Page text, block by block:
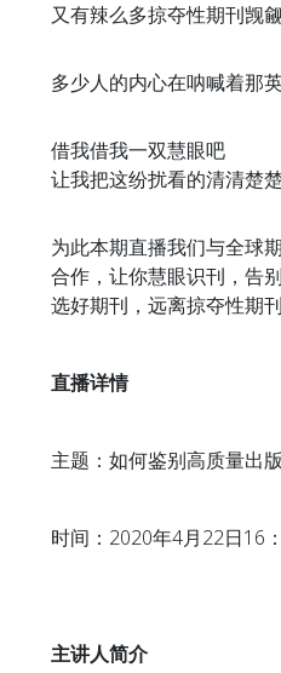
又有辣么多掠夺性期刊觊
多少人的内心在呐喊着那
借我借我一双慧眼吧
让我把这纷扰看的清清楚
为此本期直播我们与全球
合作，让你慧眼识刊，告
选好期刊，远离掠夺性期刊
直播详情
主题：如何鉴别高质量出
时间：2020年4月22日16
主讲人简介